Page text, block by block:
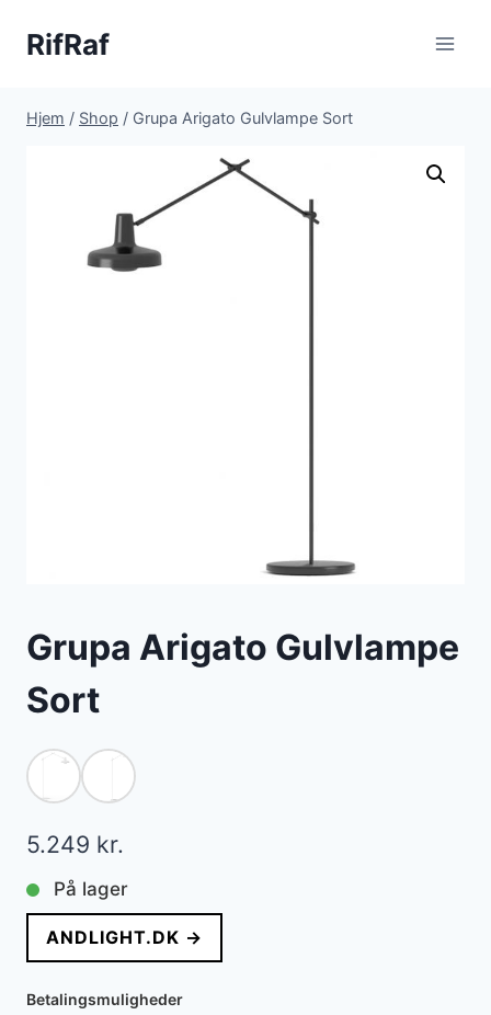
RifRaf
Hjem / Shop / Grupa Arigato Gulvlampe Sort
Grupa Arigato Gulvlampe
Sort
5.249 kr.
På lager
ANDLIGHT.DK →
Betalingsmuligheder